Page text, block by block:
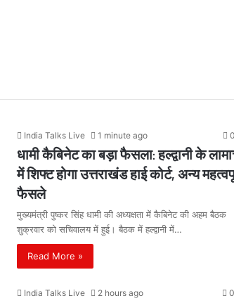
India Talks Live 1 minute ago 0
धामी कैबिनेट का बड़ा फैसला: हल्द्वानी के
में शिफ्ट होगा उत्तराखंड हाई कोर्ट, अन्य
फैसले
मुख्यमंत्री पुष्कर सिंह धामी की अध्यक्षता में कैबिनेट की अहम बैठक
शुक्रवार को सचिवालय में हुई। बैठक में हल्द्वानी में…
Read More »
India Talks Live 2 hours ago 0